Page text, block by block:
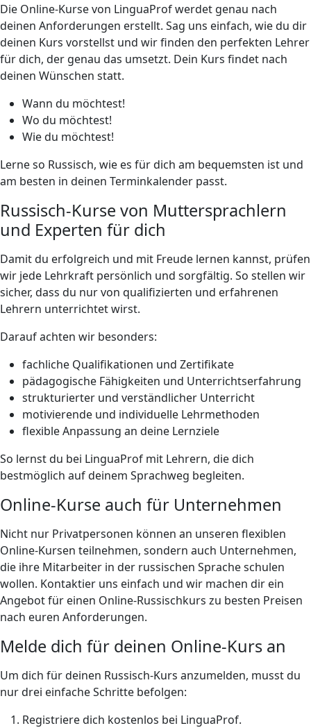
Die Online-Kurse von LinguaProf werdet genau nach
deinen Anforderungen erstellt. Sag uns einfach, wie du dir
deinen Kurs vorstellst und wir finden den perfekten Lehrer
für dich, der genau das umsetzt. Dein Kurs findet nach
deinen Wünschen statt.
Wann du möchtest!
Wo du möchtest!
Wie du möchtest!
Lerne so Russisch, wie es für dich am bequemsten ist und
am besten in deinen Terminkalender passt.
Russisch-Kurse von Muttersprachlern
und Experten für dich
Damit du erfolgreich und mit Freude lernen kannst, prüfen
wir jede Lehrkraft persönlich und sorgfältig. So stellen wir
sicher, dass du nur von qualifizierten und erfahrenen
Lehrern unterrichtet wirst.
Darauf achten wir besonders:
fachliche Qualifikationen und Zertifikate
pädagogische Fähigkeiten und Unterrichtserfahrung
strukturierter und verständlicher Unterricht
motivierende und individuelle Lehrmethoden
flexible Anpassung an deine Lernziele
So lernst du bei LinguaProf mit Lehrern, die dich
bestmöglich auf deinem Sprachweg begleiten.
Online-Kurse auch für Unternehmen
Nicht nur Privatpersonen können an unseren flexiblen
Online-Kursen teilnehmen, sondern auch Unternehmen,
die ihre Mitarbeiter in der russischen Sprache schulen
wollen. Kontaktier uns einfach und wir machen dir ein
Angebot für einen Online-Russischkurs zu besten Preisen
nach euren Anforderungen.
Melde dich für deinen Online-Kurs an
Um dich für deinen Russisch-Kurs anzumelden, musst du
nur drei einfache Schritte befolgen:
Registriere dich kostenlos bei LinguaProf.